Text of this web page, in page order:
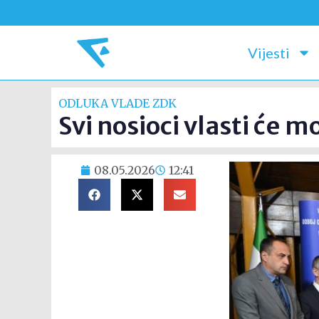
Vijesti
ODLUKA VLADE ZDK
Svi nosioci vlasti će
08.05.2026 12:41